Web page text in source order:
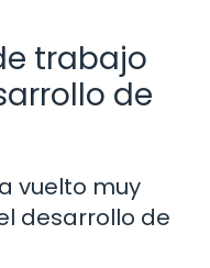
trabajo
de
vuelto muy
desarrollo de